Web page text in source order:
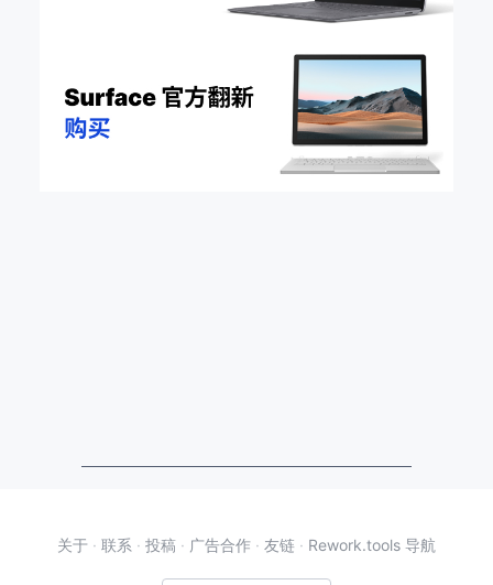
关于 · 联系 · 投稿 · 广告合作 · 友链 · Rework.tools 导航